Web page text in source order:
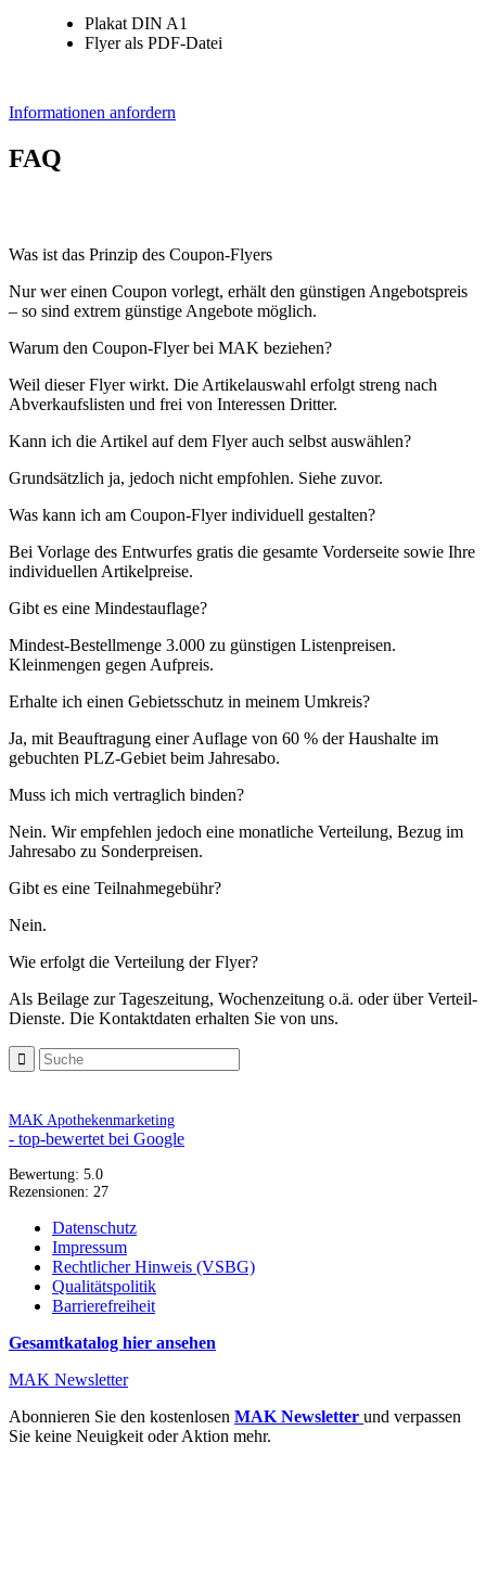
Plakat DIN A1
Flyer als PDF-Datei
Informationen anfordern
FAQ
Was ist das Prinzip des Coupon-Flyers
Nur wer einen Coupon vorlegt, erhält den günstigen Angebotspreis
– so sind extrem günstige Angebote möglich.
Warum den Coupon-Flyer bei MAK beziehen?
Weil dieser Flyer wirkt. Die Artikelauswahl erfolgt streng nach
Abverkaufslisten und frei von Interessen Dritter.
Kann ich die Artikel auf dem Flyer auch selbst auswählen?
Grundsätzlich ja, jedoch nicht empfohlen. Siehe zuvor.
Was kann ich am Coupon-Flyer individuell gestalten?
Bei Vorlage des Entwurfes gratis die gesamte Vorderseite sowie Ihre
individuellen Artikelpreise.
Gibt es eine Mindestauflage?
Mindest-Bestellmenge 3.000 zu günstigen Listenpreisen.
Kleinmengen gegen Aufpreis.
Erhalte ich einen Gebietsschutz in meinem Umkreis?
Ja, mit Beauftragung einer Auflage von 60 % der Haushalte im
gebuchten PLZ-Gebiet beim Jahresabo.
Muss ich mich vertraglich binden?
Nein. Wir empfehlen jedoch eine monatliche Verteilung, Bezug im
Jahresabo zu Sonderpreisen.
Gibt es eine Teilnahmegebühr?
Nein.
Wie erfolgt die Verteilung der Flyer?
Als Beilage zur Tageszeitung, Wochenzeitung o.ä. oder über Verteil-
Dienste. Die Kontaktdaten erhalten Sie von uns.
MAK Apothekenmarketing
- top-bewertet bei Google
Bewertung: 5.0
Rezensionen: 27
Datenschutz
Impressum
Rechtlicher Hinweis (VSBG)
Qualitätspolitik
Barrierefreiheit
Gesamtkatalog hier ansehen
MAK Newsletter
Abonnieren Sie den kostenlosen MAK Newsletter und verpassen
Sie keine Neuigkeit oder Aktion mehr.